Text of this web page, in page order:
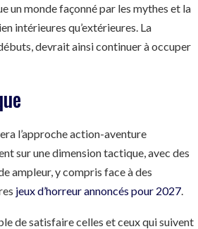
un monde façonné par les mythes et la
intérieures qu’extérieures. La
devrait ainsi continuer à occuper
l’approche action-aventure
sur une dimension tactique, avec des
ampleur, y compris face à des
jeux d’horreur annoncés pour 2027
de satisfaire celles et ceux qui suivent